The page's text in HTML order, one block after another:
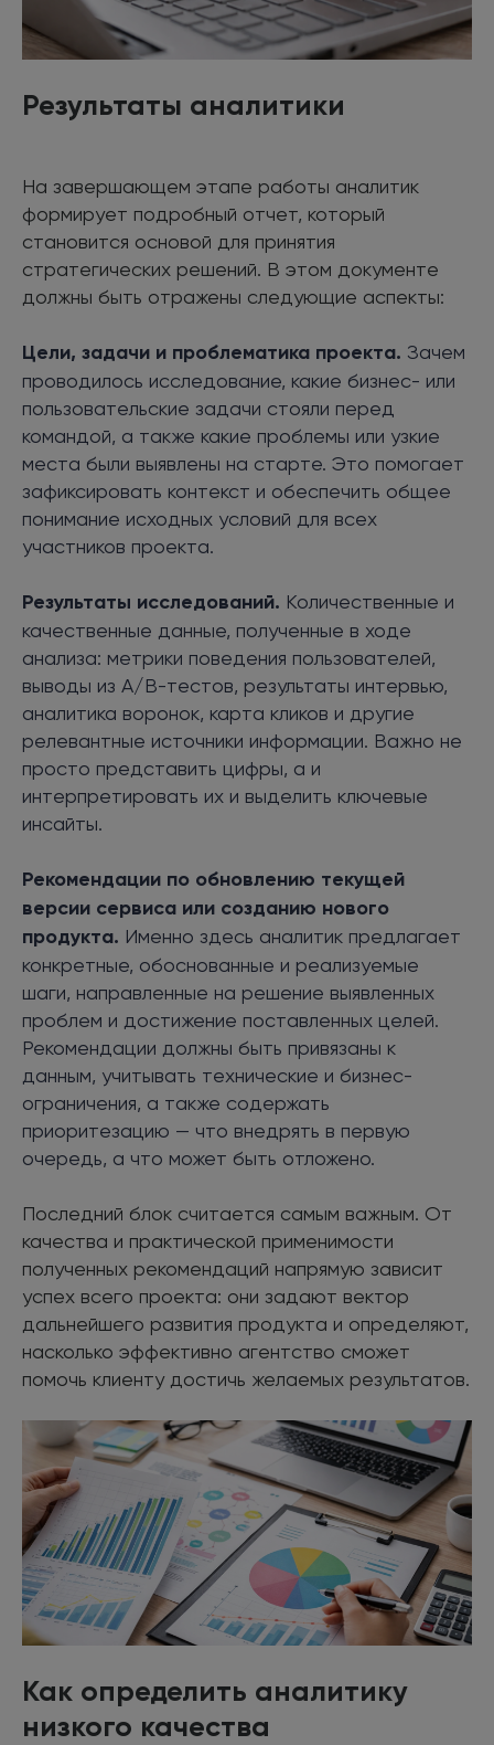
Результаты аналитики
На завершающем этапе работы аналитик
формирует подробный отчет, который
становится основой для принятия
стратегических решений. В этом документе
должны быть отражены следующие аспекты:
Цели, задачи и проблематика проекта. Зачем
проводилось исследование, какие бизнес- или
пользовательские задачи стояли перед
командой, а также какие проблемы или узкие
места были выявлены на старте. Это помогает
зафиксировать контекст и обеспечить общее
понимание исходных условий для всех
участников проекта.
Результаты исследований. Количественные и
качественные данные, полученные в ходе
анализа: метрики поведения пользователей,
выводы из A/B-тестов, результаты интервью,
аналитика воронок, карта кликов и другие
релевантные источники информации. Важно не
просто представить цифры, а и
интерпретировать их и выделить ключевые
инсайты.
Рекомендации по обновлению текущей
версии сервиса или созданию нового
продукта. Именно здесь аналитик предлагает
конкретные, обоснованные и реализуемые
шаги, направленные на решение выявленных
проблем и достижение поставленных целей.
Рекомендации должны быть привязаны к
данным, учитывать технические и бизнес-
ограничения, а также содержать
приоритезацию — что внедрять в первую
очередь, а что может быть отложено.
Последний блок считается самым важным. От
качества и практической применимости
полученных рекомендаций напрямую зависит
успех всего проекта: они задают вектор
дальнейшего развития продукта и определяют,
насколько эффективно агентство сможет
помочь клиенту достичь желаемых результатов.
Как определить аналитику
низкого качества